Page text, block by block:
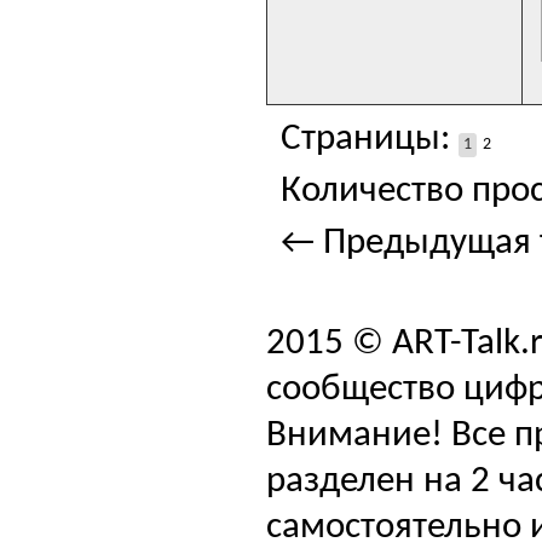
Страницы: 1 2
Количество
← Предыдущая
2015 © ART-
сообщество
Внимание! Все
разделен на 2
самостоятельно